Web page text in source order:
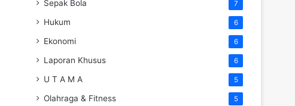
Sepak Bola 7
Hukum 6
Ekonomi 6
Laporan Khusus 6
U T A M A 5
Olahraga & Fitness 5